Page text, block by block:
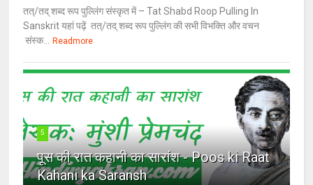
तत्/तद् शब्द रूप पुल्लिंग संस्कृत में – Tat Shabd Roop Pulling In
Sanskrit यहां पढ़ें तत्/तद् शब्द रूप पुल्लिंग की सभी विभक्ति और वचन
संस्क... Readmore
5
पूस की रात कहानी का सारांश - Poos ki Raat
Kahani ka Saransh